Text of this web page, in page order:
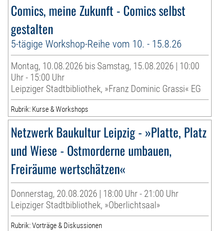
Comics, meine Zukunft - Comics selbst
gestalten
5-tägige Workshop-Reihe vom 10. - 15.8.26
Montag, 10.08.2026 bis Samstag, 15.08.2026 | 10:00
Uhr - 15:00 Uhr
Leipziger Stadtbibliothek, »Franz Dominic Grassi« EG
Rubrik: Kurse & Workshops
Netzwerk Baukultur Leipzig - »Platte, Platz
und Wiese - Ostmorderne umbauen,
Freiräume wertschätzen«
Donnerstag, 20.08.2026 | 18:00 Uhr - 21:00 Uhr
Leipziger Stadtbibliothek, »Oberlichtsaal»
Rubrik: Vorträge & Diskussionen